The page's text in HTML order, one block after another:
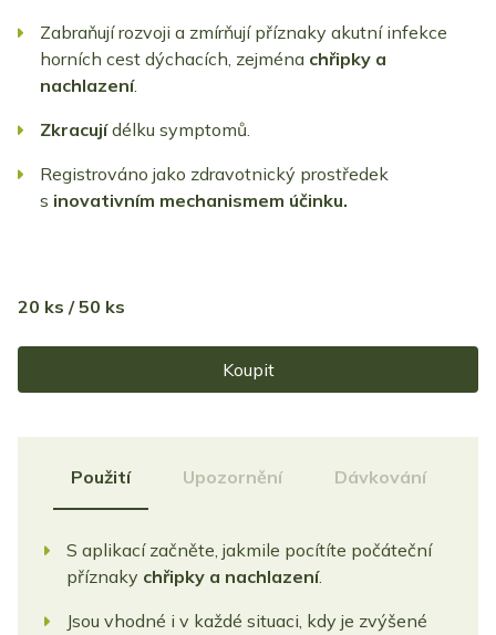
Zabraňují rozvoji a zmírňují příznaky akutní infekce
horních cest dýchacích, zejména chřipky a
nachlazení.
Zkracujídélku symptomů.
Registrováno jako zdravotnický prostředek
s inovativním mechanismem účinku.
20 ks / 50 ks
Koupit
Použití Upozornění Dávkování
S aplikací začněte, jakmile pocítíte počáteční
příznaky chřipky a nachlazení.
Jsou vhodné i v každé situaci, kdy je zvýšené